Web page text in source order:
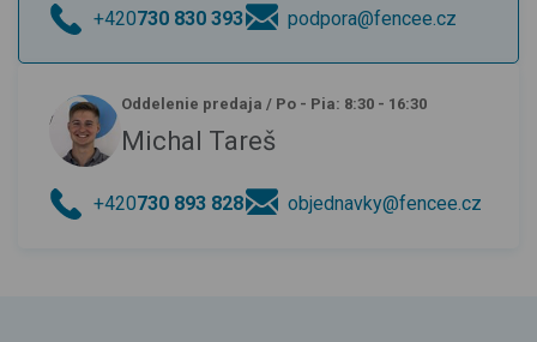
+420730 830 393 podpora@fencee.cz
Oddelenie predaja / Po - Pia: 8:30 - 16:30
Michal Tareš
+420730 893 828 objednavky@fencee.cz